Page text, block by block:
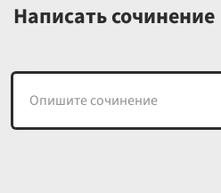
Написать сочинение